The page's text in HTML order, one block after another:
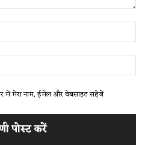
में मेरा नाम, ईमेल और वेबसाइट सहेजें